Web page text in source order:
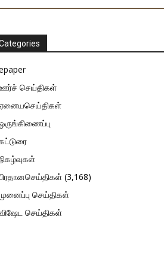
செய்திகள்
(3,168)
செய்திகள்
செய்திகள்